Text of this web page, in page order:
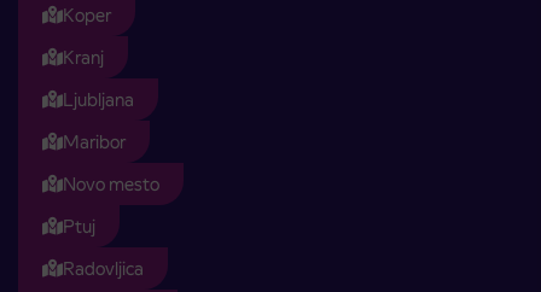
Koper
Kranj
Ljubljana
Maribor
Novo mesto
Ptuj
Radovljica